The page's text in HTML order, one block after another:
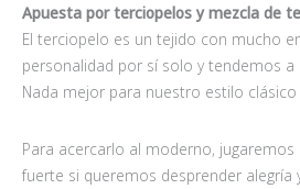
Apuesta por terciopelos y mezcla de
El terciopelo es un tejido con mucho
personalidad por sí solo y tendemos a
Nada mejor para nuestro estilo clásico
Para acercarlo al moderno,
fuerte si queremos desprender alegría